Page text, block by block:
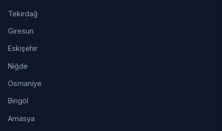
Tekirdağ
Giresun
Eskişehir
Niğde
Osmaniye
Bingöl
Amasya